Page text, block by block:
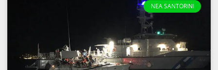
NEA SANTORINI